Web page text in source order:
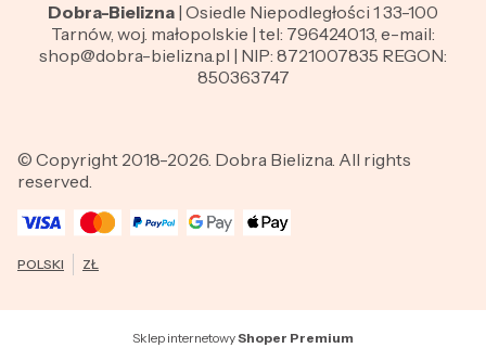
Dobra-Bielizna | Osiedle Niepodległości 1 33-100
Tarnów, woj. małopolskie | tel: 796424013, e-mail:
shop@dobra-bielizna.pl | NIP: 8721007835 REGON:
850363747
© Copyright 2018-2026. Dobra Bielizna. All rights
reserved.
POLSKI ZŁ
Sklep internetowyShoper Premium